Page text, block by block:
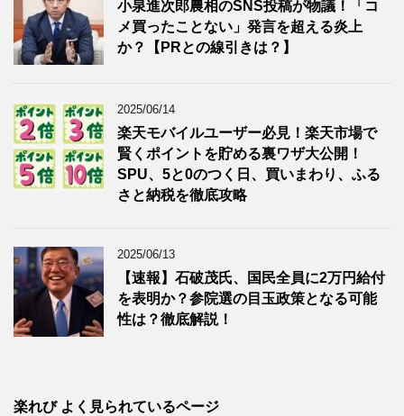
小泉進次郎農相のSNS投稿が物議！「コ
メ買ったことない」発言を超える炎上
か？【PRとの線引きは？】
2025/06/14
楽天モバイルユーザー必見！楽天市場で
賢くポイントを貯める裏ワザ大公開！
SPU、5と0のつく日、買いまわり、ふる
さと納税を徹底攻略
2025/06/13
【速報】石破茂氏、国民全員に2万円給付
を表明か？参院選の目玉政策となる可能
性は？徹底解説！
楽れび よく見られているページ